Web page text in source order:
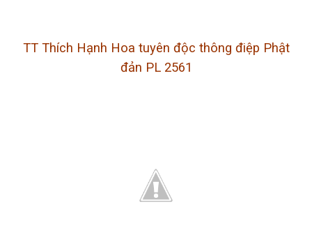
TT Thích Hạnh Hoa tuyên độc thông điệp Phật
đản PL 2561